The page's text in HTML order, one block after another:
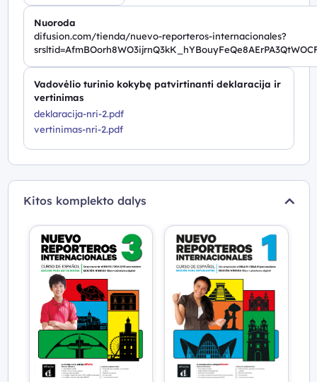
Nuoroda
difusion.com/tienda/nuevo-reporteros-internacionales?
Vadovėlio turinio kokybę patvirtinanti deklaracija ir
vertinimas
deklaracija-nri-2.pdf
vertinimas-nri-2.pdf
Kitos komplekto dalys